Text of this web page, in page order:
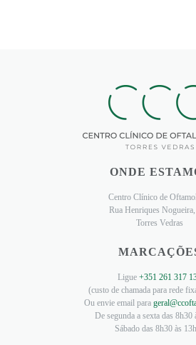
ONDE
Centro Clínico de
Rua Henriques
Torres Vedras
Ligue +351 261 317
(custo de chamada para rede
Ou envie email para
De segunda a sexta das 8h30
Sábado das 8h30 às